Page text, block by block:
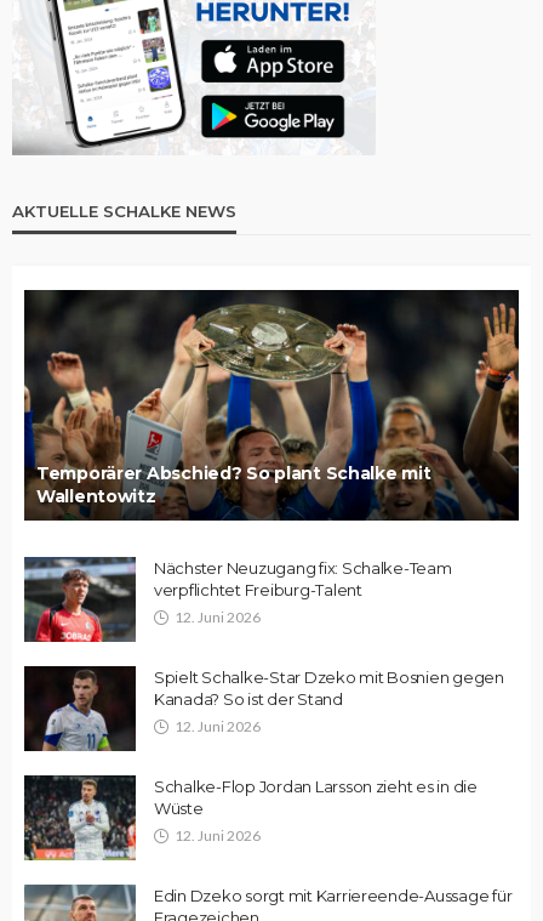
AKTUELLE SCHALKE NEWS
Temporärer Abschied? So plant Schalke mit
Wallentowitz
Nächster Neuzugang fix: Schalke-Team
verpflichtet Freiburg-Talent
12. Juni 2026
Spielt Schalke-Star Dzeko mit Bosnien gegen
Kanada? So ist der Stand
12. Juni 2026
Schalke-Flop Jordan Larsson zieht es in die
Wüste
12. Juni 2026
Edin Dzeko sorgt mit Karriereende-Aussage für